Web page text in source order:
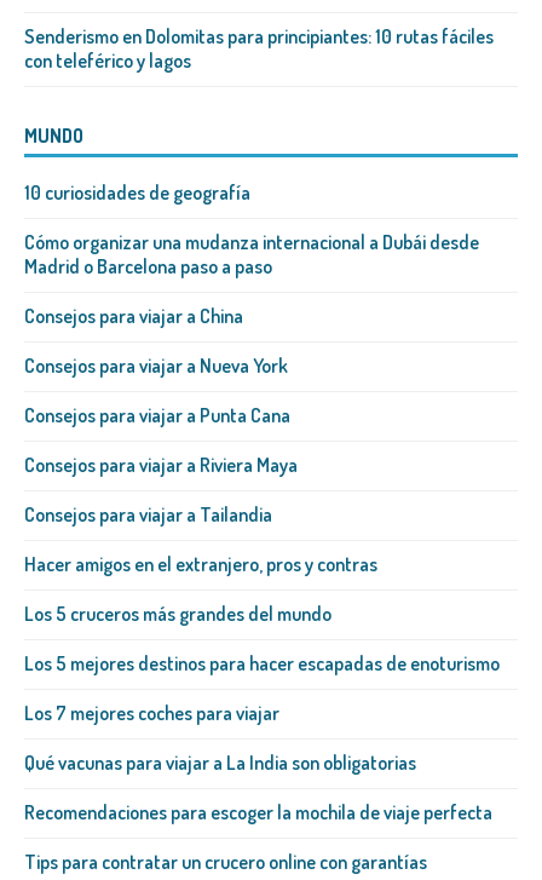
Senderismo en Dolomitas para principiantes: 10 rutas fáciles
con teleférico y lagos
MUNDO
10 curiosidades de geografía
Cómo organizar una mudanza internacional a Dubái desde
Madrid o Barcelona paso a paso
Consejos para viajar a China
Consejos para viajar a Nueva York
Consejos para viajar a Punta Cana
Consejos para viajar a Riviera Maya
Consejos para viajar a Tailandia
Hacer amigos en el extranjero, pros y contras
Los 5 cruceros más grandes del mundo
Los 5 mejores destinos para hacer escapadas de enoturismo
Los 7 mejores coches para viajar
Qué vacunas para viajar a La India son obligatorias
Recomendaciones para escoger la mochila de viaje perfecta
Tips para contratar un crucero online con garantías